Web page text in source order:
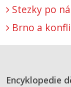
Stezky po
Brno a
Encyklopedie